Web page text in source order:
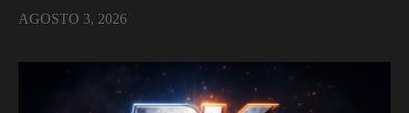
AGOSTO 3, 2026